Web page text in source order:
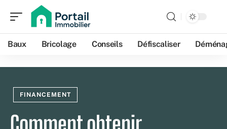
Baux Bricolage Conseils Défiscaliser
FINANCEMENT